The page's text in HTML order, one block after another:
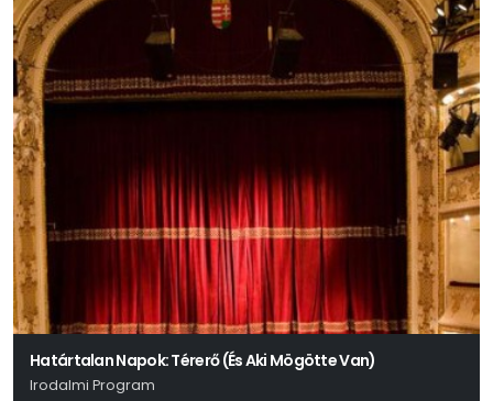
Határtalan Napok: Térerő (És Aki Mögötte Van)
Irodalmi Program